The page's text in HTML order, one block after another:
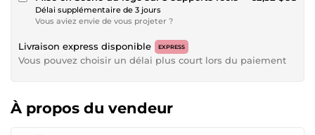
Délai supplémentaire de 3 jours
Vous aviez envie de vous projeter ?
Livraison express disponible EXPRESS
Vous pouvez choisir un délai plus court lors du paiement
À propos du vendeur